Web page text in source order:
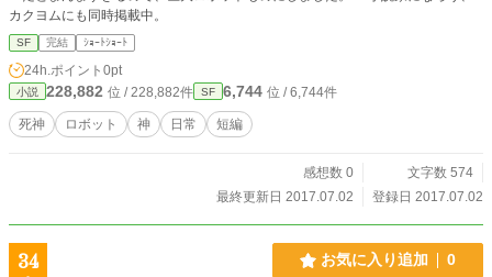
カクヨムにも同時掲載中。
SF 完結 ｼｮｰﾄｼｮｰﾄ
24h.ポイント 0pt
小説 228,882 位 / 228,882件 SF 6,744 位 / 6,744件
死神 ロボット 神 日常 短編
感想数 0
文字数 574
最終更新日 2017.07.02
登録日 2017.07.02
34 お気に入り追加 0